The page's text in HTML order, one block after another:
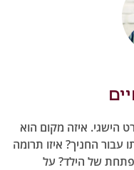
איזה מקום הוא
איזו תרומה
הילד? על